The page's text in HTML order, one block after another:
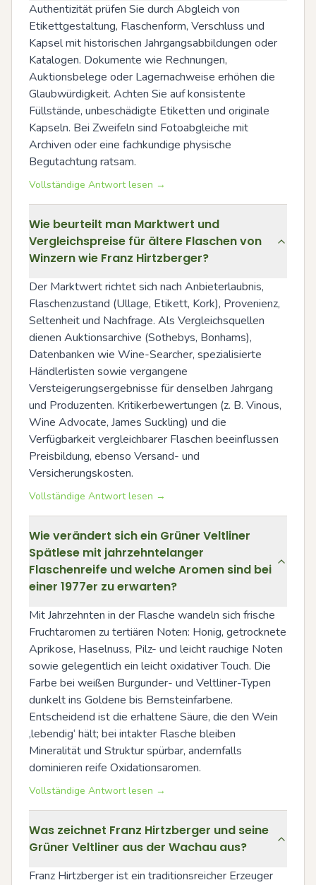
Authentizität prüfen Sie durch Abgleich von
Etikettgestaltung, Flaschenform, Verschluss und
Kapsel mit historischen Jahrgangsabbildungen oder
Katalogen. Dokumente wie Rechnungen,
Auktionsbelege oder Lagernachweise erhöhen die
Glaubwürdigkeit. Achten Sie auf konsistente
Füllstände, unbeschädigte Etiketten und originale
Kapseln. Bei Zweifeln sind Fotoabgleiche mit
Archiven oder eine fachkundige physische
Begutachtung ratsam.
Vollständige Antwort lesen →
Wie beurteilt man Marktwert und
Vergleichspreise für ältere Flaschen von
Winzern wie Franz Hirtzberger?
Der Marktwert richtet sich nach Anbieterlaubnis,
Flaschenzustand (Ullage, Etikett, Kork), Provenienz,
Seltenheit und Nachfrage. Als Vergleichsquellen
dienen Auktionsarchive (Sothebys, Bonhams),
Datenbanken wie Wine-Searcher, spezialisierte
Händlerlisten sowie vergangene
Versteigerungsergebnisse für denselben Jahrgang
und Produzenten. Kritikerbewertungen (z. B. Vinous,
Wine Advocate, James Suckling) und die
Verfügbarkeit vergleichbarer Flaschen beeinflussen
Preisbildung, ebenso Versand- und
Versicherungskosten.
Vollständige Antwort lesen →
Wie verändert sich ein Grüner Veltliner
Spätlese mit jahrzehntelanger
Flaschenreife und welche Aromen sind bei
einer 1977er zu erwarten?
Mit Jahrzehnten in der Flasche wandeln sich frische
Fruchtaromen zu tertiären Noten: Honig, getrocknete
Aprikose, Haselnuss, Pilz- und leicht rauchige Noten
sowie gelegentlich ein leicht oxidativer Touch. Die
Farbe bei weißen Burgunder- und Veltliner-Typen
dunkelt ins Goldene bis Bernsteinfarbene.
Entscheidend ist die erhaltene Säure, die den Wein
‚lebendig‘ hält; bei intakter Flasche bleiben
Mineralität und Struktur spürbar, andernfalls
dominieren reife Oxidationsaromen.
Vollständige Antwort lesen →
Was zeichnet Franz Hirtzberger und seine
Grüner Veltliner aus der Wachau aus?
Franz Hirtzberger ist ein traditionsreicher Erzeuger